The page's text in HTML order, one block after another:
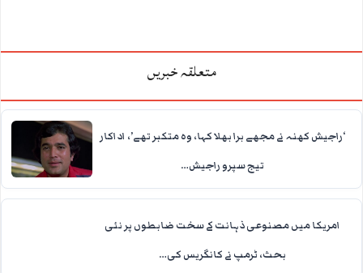
متعلقہ خبریں
‘راجیش کھنہ نے مجھے برا بھلا کہا، وہ متکبر تھے’، اداکار
تیج سپرو راجیش…
امریکا میں مصنوعی ذہانت کے سخت ضابطوں پر نئی
بحث، ٹرمپ نے کانگریس کی…